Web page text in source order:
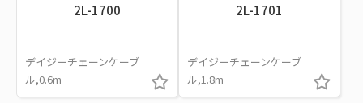
2L-1700
デイジーチェーンケーブ
ル,0.6m
2L-1701
デイジーチェーンケーブ
ル,1.8m